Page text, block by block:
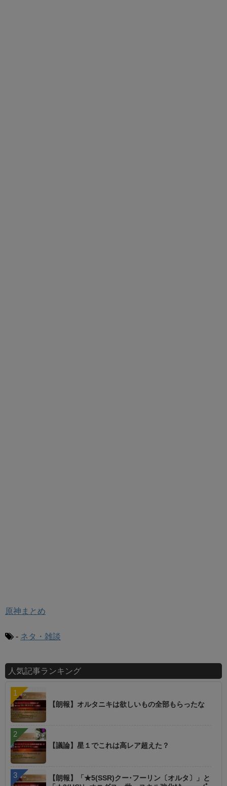
原神まとめ
- ネタ・雑談
人気記事ランキング
【朗報】オルタニキは欲しいもの全部もらったな
【議論】星１でこれは高レア超えた？
【朗報】「★5(SSR)クー･フーリン〔オルタ〕」と